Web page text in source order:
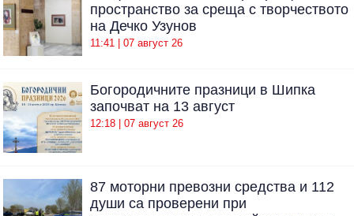
пространство за среща с творчеството
на Дечко Узунов
11:41 | 07 август 26
Богородичните празници в Шипка
започват на 13 август
12:18 | 07 август 26
87 моторни превозни средства и 112
души са проверени при